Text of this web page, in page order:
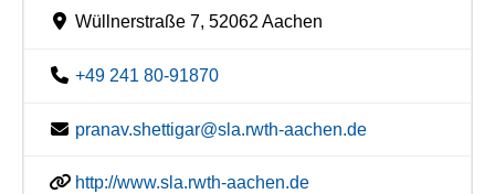
Wüllnerstraße 7, 52062 Aachen
+49 241 80-91870
pranav.shettigar@sla.rwth-aachen.de
http://www.sla.rwth-aachen.de